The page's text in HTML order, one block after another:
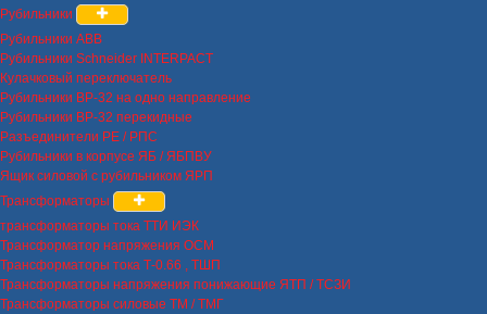
Рубильники
Рубильники ABB
Рубильники Schneider INTERPACT
Кулачковый переключатель
Рубильники ВР-32 на одно направление
Рубильники ВР-32 перекидные
Разъединители РЕ / РПС
Рубильники в корпусе ЯБ / ЯБПВУ
Ящик силовой с рубильником ЯРП
Трансформаторы
трансформаторы тока ТТИ ИЭК
Трансформатор напряжения ОСМ
Трансформаторы тока Т-0.66 , ТШП
Трансформаторы напряжения понижающие ЯТП / ТСЗИ
Трансформаторы силовые ТМ / ТМГ